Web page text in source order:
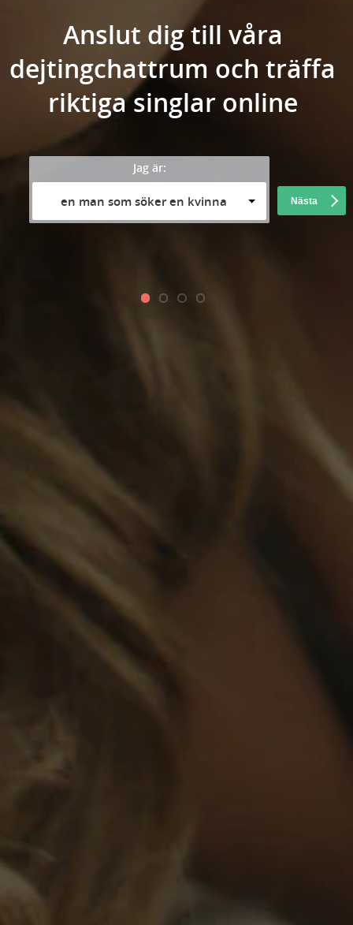
Anslut dig till våra
dejtingchattrum och träffa
riktiga singlar online
Jag är:
en man som söker en kvinna Nästa